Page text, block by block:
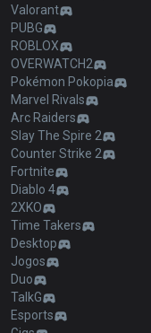
Valorant
PUBG
ROBLOX
OVERWATCH2
Pokémon Pokopia
Marvel Rivals
Arc Raiders
Slay The Spire 2
Counter Strike 2
Fortnite
Diablo 4
2XKO
Time Takers
Desktop
Jogos
Duo
TalkG
Esports